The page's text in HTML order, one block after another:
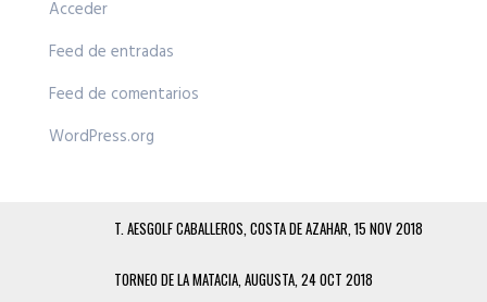
Acceder
Feed de entradas
Feed de comentarios
WordPress.org
T. AESGOLF CABALLEROS, COSTA DE AZAHAR, 15 NOV 2018
TORNEO DE LA MATACIA, AUGUSTA, 24 OCT 2018